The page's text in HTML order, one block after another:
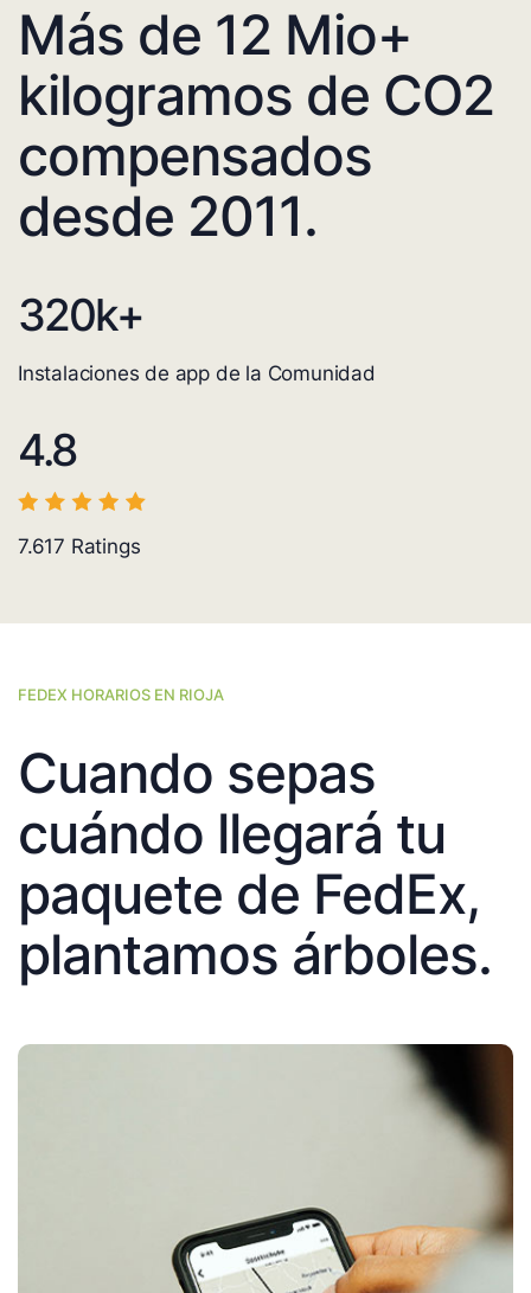
Más de 12 Mio+
kilogramos de CO2
compensados
desde 2011.
320k+
Instalaciones de app de la Comunidad
4.8
7.617 Ratings
FEDEX HORARIOS EN RIOJA
Cuando sepas
cuándo llegará tu
paquete de FedEx,
plantamos árboles.